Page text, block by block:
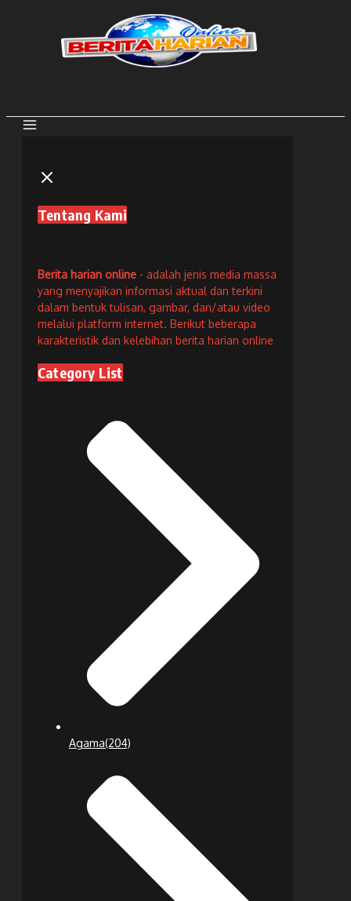
Tentang Kami
Berita harian online - adalah jenis media massa
yang menyajikan informasi aktual dan terkini
dalam bentuk tulisan, gambar, dan/atau video
melalui platform internet. Berikut beberapa
karakteristik dan kelebihan berita harian online
Category List
Agama(204)